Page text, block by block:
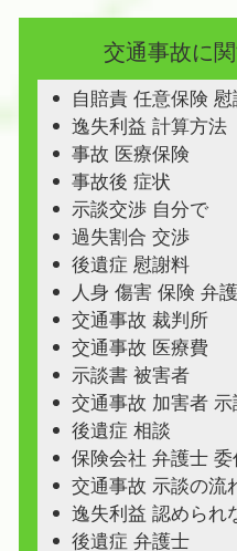
交通事故に
自賠責 任意保険 慰
逸失利益 計算方法
事故 医療保険
事故後 症状
示談交渉 自分で
過失割合 交渉
後遺症 慰謝料
人身 傷害 保険 弁
交通事故 裁判所
交通事故 医療費
示談書 被害者
交通事故 加害者 示
後遺症 相談
保険会社 弁護士 委
交通事故 示談の流
逸失利益 認められ
後遺症 弁護士